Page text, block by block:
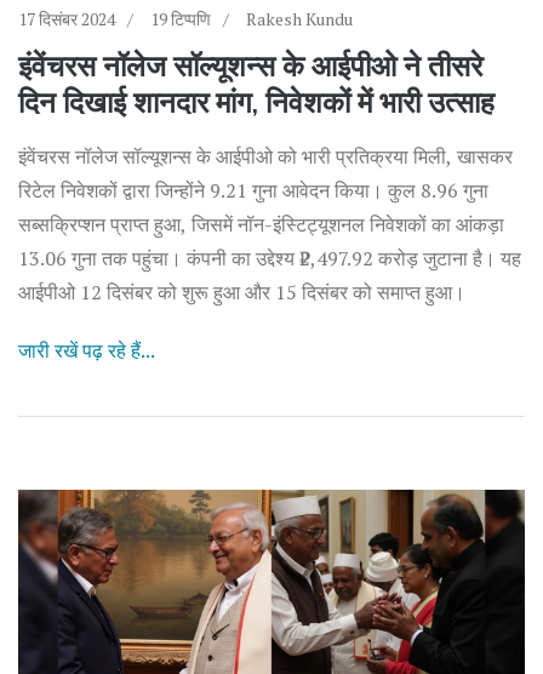
17 दिसंबर 2024 19 टिप्पणि Rakesh Kundu
इंवेंचरस नॉलेज सॉल्यूशन्स के आईपीओ ने तीसरे
दिन दिखाई शानदार मांग, निवेशकों में भारी उत्साह
इंवेंचरस नॉलेज सॉल्यूशन्स के आईपीओ को भारी प्रतिक्रया मिली, खासकर
रिटेल निवेशकों द्वारा जिन्होंने 9.21 गुना आवेदन किया। कुल 8.96 गुना
सब्सक्रिप्शन प्राप्त हुआ, जिसमें नॉन-इंस्टिट्यूशनल निवेशकों का आंकड़ा
13.06 गुना तक पहुंचा। कंपनी का उद्देश्य ₹2,497.92 करोड़ जुटाना है। यह
आईपीओ 12 दिसंबर को शुरू हुआ और 15 दिसंबर को समाप्त हुआ।
जारी रखें पढ़ रहे हैं...